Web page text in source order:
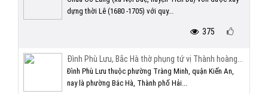
dựng thời Lê (1680 -1705) với quy...
375
Đình Phù Lưu, Bắc Hà thờ phụng tứ vị Thành hoàng...
Đình Phù Lưu thuộc phường Tràng Minh, quận Kiến An,
nay là phường Bắc Hà, Thành phố Hải...